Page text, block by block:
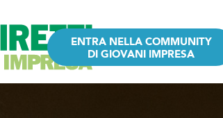
ENTRA NELLA COMMUNITY
DI GIOVANI IMPRESA